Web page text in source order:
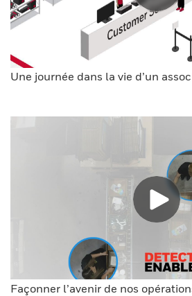
Une journée dans la vie d’un
Façonner l’avenir de nos